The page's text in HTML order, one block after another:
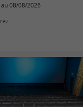
08/08/2026